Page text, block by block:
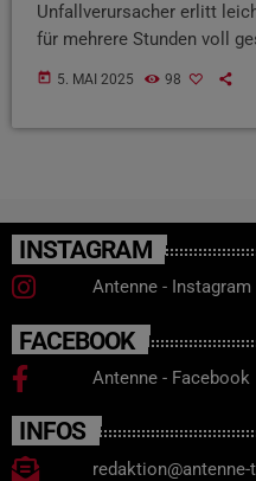
Unfallverursacher erlitt
für mehrere Stunden voll
today 5. MAI 2025 98
INSTAGRAM
Antenne - Instagram
FACEBOOK
Antenne - Facebook
INFOS